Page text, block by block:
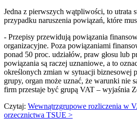
Jedna z pierwszych wątpliwości, to utrata
przypadku naruszenia powiązań, które
- Przepisy przewidują powiązania
organizacyjne. Poza powiązaniami
ponad 50 proc. udziałów, praw głosu lub
powiązania są raczej uznaniowe, a to
określonych zmian w sytuacji biznesowej
grupy, organ może uznać, że warunki nie
firm przestaje być grupą VAT – wyjaśnia
Czytaj: Wewnątrzgrupowe rozliczenia w
orzecznictwa TSUE >